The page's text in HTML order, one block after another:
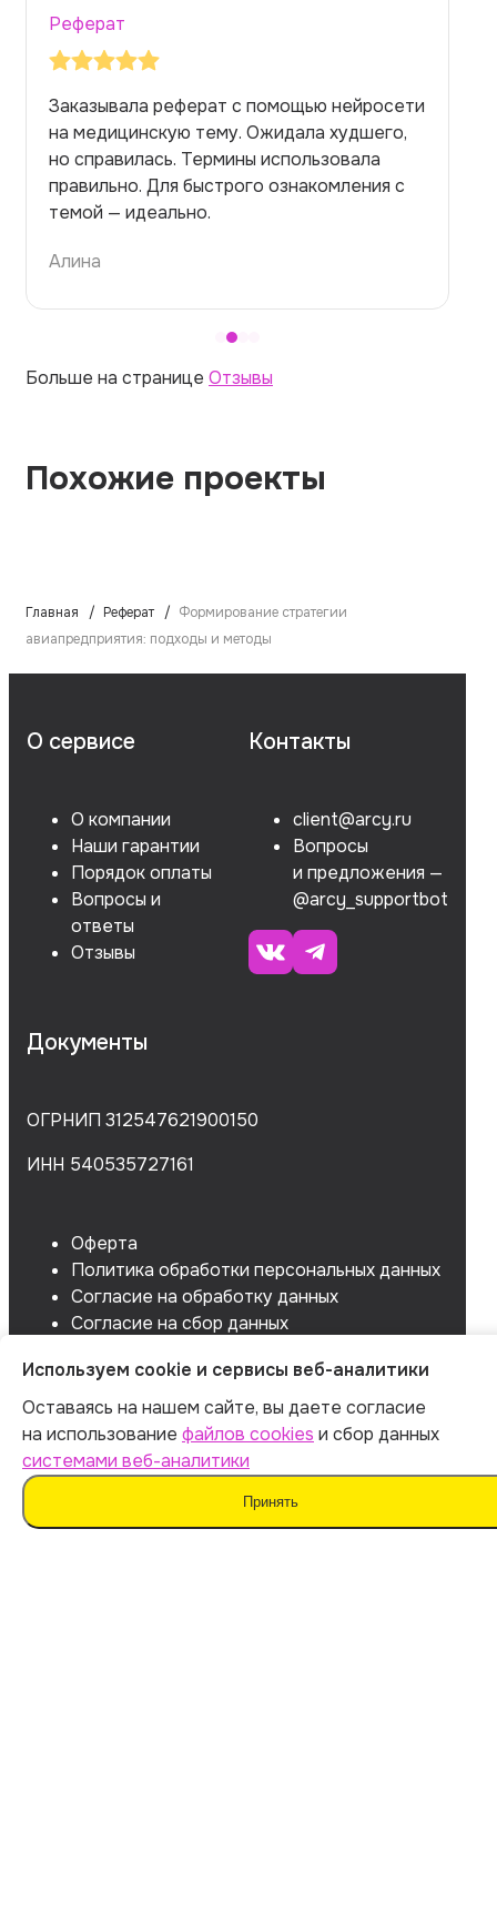
Реферат
Заказывала реферат с помощью нейросети
на медицинскую тему. Ожидала худшего,
но справилась. Термины использовала
правильно. Для быстрого ознакомления с
темой — идеально.
Алина
Больше на странице Отзывы
Похожие проекты
Главная Реферат
Формирование стратегии
авиапредприятия: подходы и методы
О сервисе
О компании
Наши гарантии
Порядок оплаты
Вопросы и
ответы
Отзывы
Контакты
client@arcy.ru
Вопросы
и предложения —
@arcy_supportbot
Документы
ОГРНИП 312547621900150
ИНН 540535727161
Оферта
Политика обработки персональных данных
Согласие на обработку данных
Согласие на сбор данных
Используем cookie и сервисы веб-аналитики
Оставаясь на нашем сайте, вы даете согласие
на использование файлов cookies и сбор данных
системами веб-аналитики
Принять